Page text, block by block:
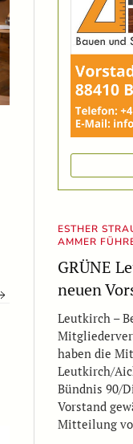
ESTHER
AMMER
GRÜNE
neuen
Leutkirch –
haben die
Leutkirch/
Bündnis 90/
Vorstand
Mitteilung